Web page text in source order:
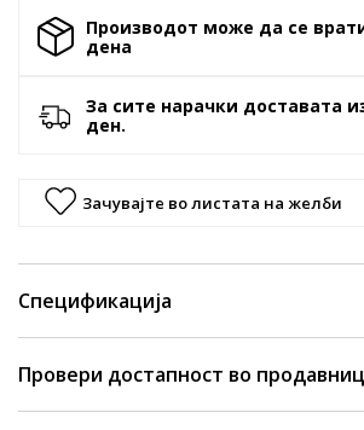
Производот може да се
денa
За сите нарачки доставата
ден.
Зачувајте во листата на желби
Спецификација
Провери достапност во